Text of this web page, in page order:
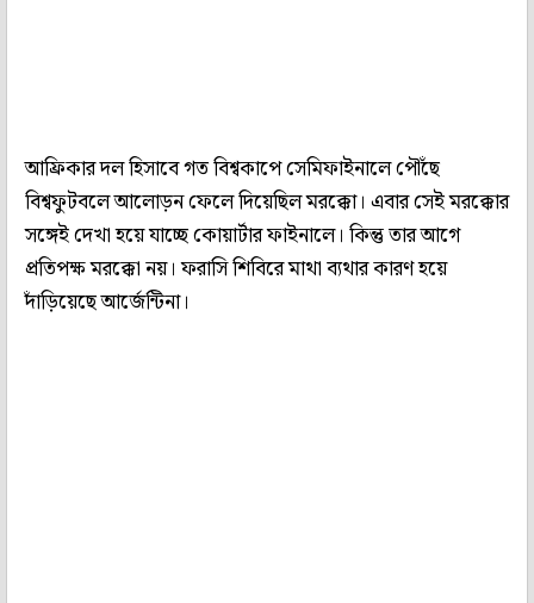
আফ্রিকার দল হিসাবে গত বিশ্বকাপে সেমিফাইনালে পৌঁছে
বিশ্বফুটবলে আলোড়ন ফেলে দিয়েছিল মরক্কো। এবার সেই মরক্কোর
সঙ্গেই দেখা হয়ে যাচ্ছে কোয়ার্টার ফাইনালে। কিন্তু তার আগে
প্রতিপক্ষ মরক্কো নয়। ফরাসি শিবিরে মাথা ব্যথার কারণ হয়ে
দাঁড়িয়েছে আর্জেন্টিনা।